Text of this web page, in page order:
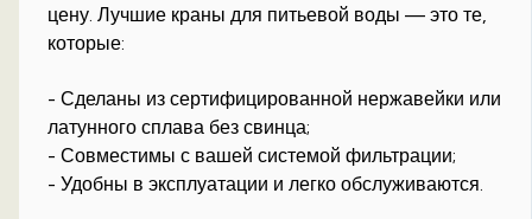
цену. Лучшие краны для питьевой воды — это те,
которые:
- Сделаны из сертифицированной нержавейки или
латунного сплава без свинца;
- Совместимы с вашей системой фильтрации;
- Удобны в эксплуатации и легко обслуживаются.